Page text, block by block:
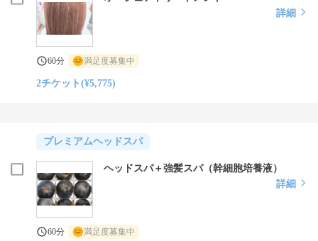
詳細
60分 満足度募集中
2チケット(¥5,775)
プレミアムヘッドスパ
ヘッドスパ＋強髪スパ（幹細胞培養液）
詳細
60分 満足度募集中